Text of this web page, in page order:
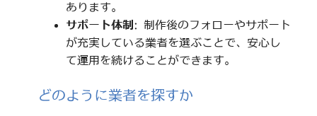
あります。
サポート体制 : 制作後のフォローやサポート
が充実している業者を選ぶことで、安心し
て運用を続けることができます。
どのように業者を探すか